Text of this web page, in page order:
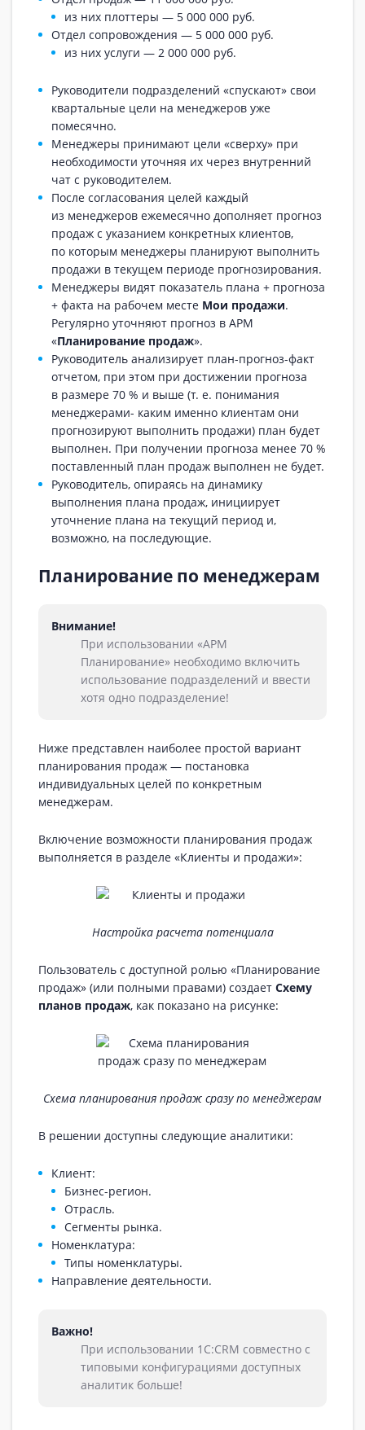
из них плоттеры — 5 000 000 руб.
Отдел сопровождения — 5 000 000 руб.
из них услуги — 2 000 000 руб.
Руководители подразделений «спускают» свои
квартальные цели на менеджеров уже
помесячно.
Менеджеры принимают цели «сверху» при
необходимости уточняя их через внутренний
чат с руководителем.
После согласования целей каждый
из менеджеров ежемесячно дополняет прогноз
продаж с указанием конкретных клиентов,
по которым менеджеры планируют выполнить
продажи в текущем периоде прогнозирования.
Менеджеры видят показатель плана + прогноза
+ факта на рабочем месте Мои продажи.
Регулярно уточняют прогноз в АРМ
«Планирование продаж».
Руководитель анализирует план-прогноз-факт
отчетом, при этом при достижении прогноза
в размере 70 % и выше (т. е. понимания
менеджерами- каким именно клиентам они
прогнозируют выполнить продажи) план будет
выполнен. При получении прогноза менее 70 %
поставленный план продаж выполнен не будет.
Руководитель, опираясь на динамику
выполнения плана продаж, инициирует
уточнение плана на текущий период и,
возможно, на последующие.
Планирование по менеджерам
Внимание!
При использовании «АРМ
Планирование» необходимо включить
использование подразделений и ввести
хотя одно подразделение!
Ниже представлен наиболее простой вариант
планирования продаж — постановка
индивидуальных целей по конкретным
менеджерам.
Включение возможности планирования продаж
выполняется в разделе «Клиенты и продажи»:
Настройка расчета потенциала
Пользователь с доступной ролью «Планирование
продаж» (или полными правами) создает Схему
планов продаж, как показано на рисунке:
Схема планирования продаж сразу по менеджерам
В решении доступны следующие аналитики:
Клиент:
Бизнес-регион.
Отрасль.
Сегменты рынка.
Номенклатура:
Типы номенклатуры.
Направление деятельности.
Важно!
При использовании 1С:CRM совместно с
типовыми конфигурациями доступных
аналитик больше!